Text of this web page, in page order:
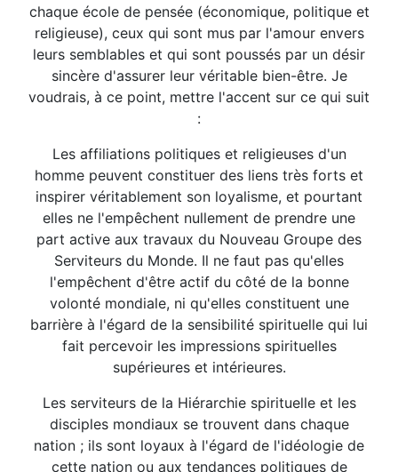
chaque école de pensée (économique, politique et
religieuse), ceux qui sont mus par l'amour envers
leurs semblables et qui sont poussés par un désir
sincère d'assurer leur véritable bien-être. Je
voudrais, à ce point, mettre l'accent sur ce qui suit
:
Les affiliations politiques et religieuses d'un
homme peuvent constituer des liens très forts et
inspirer véritablement son loyalisme, et pourtant
elles ne l'empêchent nullement de prendre une
part active aux travaux du Nouveau Groupe des
Serviteurs du Monde. Il ne faut pas qu'elles
l'empêchent d'être actif du côté de la bonne
volonté mondiale, ni qu'elles constituent une
barrière à l'égard de la sensibilité spirituelle qui lui
fait percevoir les impressions spirituelles
supérieures et intérieures.
Les serviteurs de la Hiérarchie spirituelle et les
disciples mondiaux se trouvent dans chaque
nation ; ils sont loyaux à l'égard de l'idéologie de
cette nation ou aux tendances politiques de